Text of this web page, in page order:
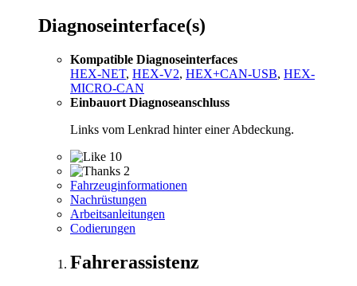
Diagnoseinterface(s)
Kompatible Diagnoseinterfaces
HEX-NET, HEX-V2, HEX+CAN-USB, HEX-
MICRO-CAN
Einbauort Diagnoseanschluss
Links vom Lenkrad hinter einer Abdeckung.
10
2
Fahrzeuginformationen
Nachrüstungen
Arbeitsanleitungen
Codierungen
Fahrerassistenz